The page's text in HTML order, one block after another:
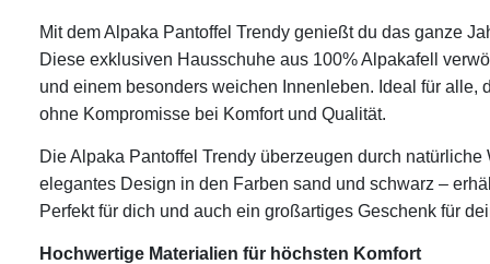
Mit dem Alpaka Pantoffel Trendy genießt du das ganze
Diese exklusiven Hausschuhe aus 100% Alpakafell
und einem besonders weichen Innenleben. Ideal für alle,
ohne Kompromisse bei Komfort und Qualität.
Die Alpaka Pantoffel Trendy überzeugen durch
elegantes Design in den Farben sand und schwarz –
Perfekt für dich und auch ein großartiges Geschenk für
Hochwertige Materialien für höchsten Komfort